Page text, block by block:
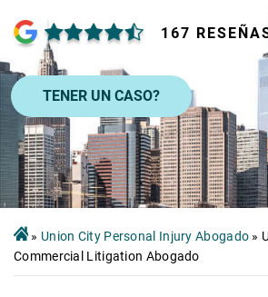
167
TENER UN CASO?
» Union City Personal Injury Abogado »
Commercial Litigation Abogado